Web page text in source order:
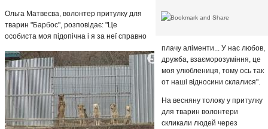
Ольга Матвеєва, волонтер притулку для
тварин "Барбос", розповідає: "Це
особиста моя підопічна і я за неї справно
плачу аліменти... У нас любов,
дружба, взаєморозуміння, це
моя улюблениця, тому ось так
от наші відносини склалися".
На весняну толоку у притулку
для тварин волонтери
скликали людей через